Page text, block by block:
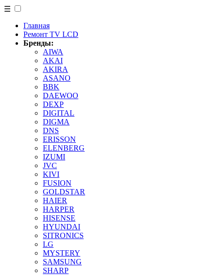
☰
Главная
Ремонт TV LCD
Бренды:
AIWA
AKAI
AKIRA
ASANO
BBK
DAEWOO
DEXP
DIGITAL
DIGMA
DNS
ERISSON
ELENBERG
IZUMI
JVC
KIVI
FUSION
GOLDSTAR
HAIER
HARPER
HISENSE
HYUNDAI
SITRONICS
LG
MYSTERY
SAMSUNG
SHARP